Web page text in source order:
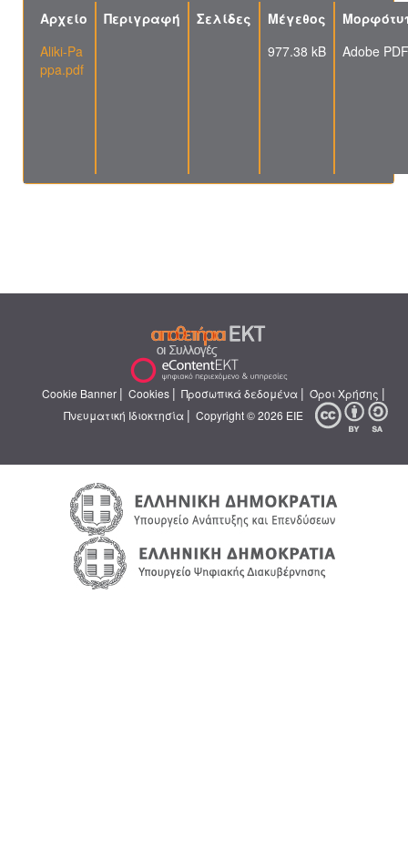
Αρχείο Περιγραφή Σελίδες Μέγεθος
Aliki-Pa
ppa.pdf
977.38 kB Adobe PDF
Cookie Banner | Cookies | Προσωπικά δεδομένα | Όροι Χρήσης |
Πνευματική Ιδιοκτησία | Copyright © 2026 ΕΙΕ